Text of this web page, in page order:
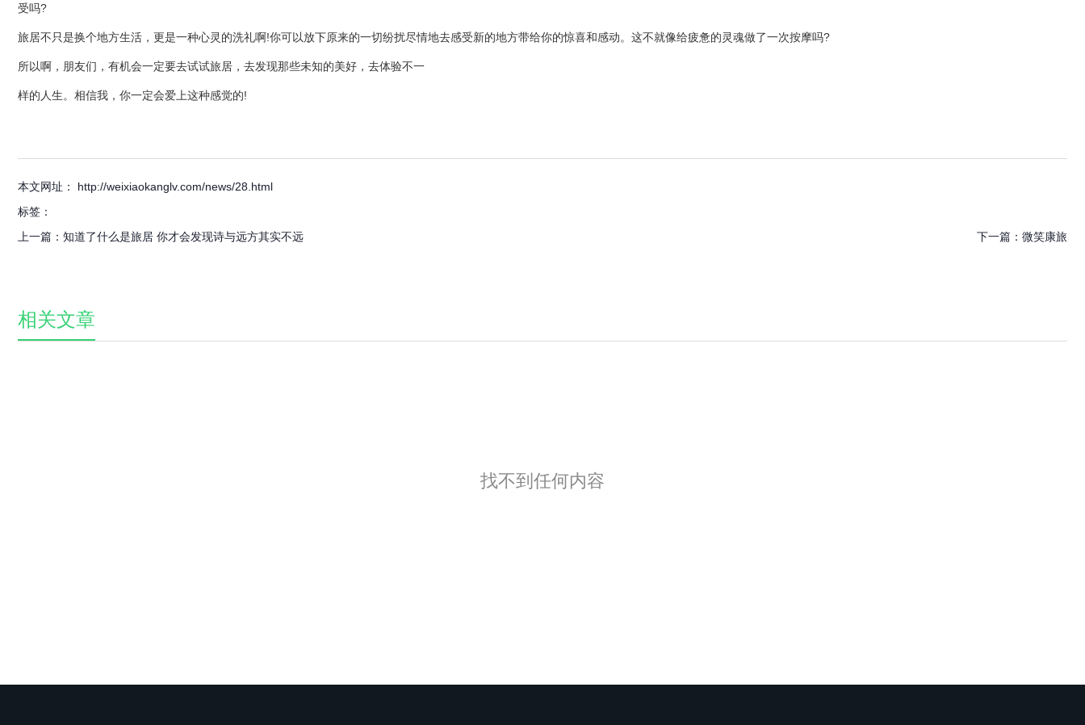
受吗?
旅居不只是换个地方生活，更是一种心灵的洗礼啊!你可以放下原来的一切纷扰尽情地去感受新的地方带给你的惊喜和感动。这不就像给疲惫的灵魂做了一次按摩吗?
所以啊，朋友们，有机会一定要去试试旅居，去发现那些未知的美好，去体验不一
样的人生。相信我，你一定会爱上这种感觉的!
本文网址： http://weixiaokanglv.com/news/28.html
标签：
上一篇： 知道了什么是旅居 你才会发现诗与远方其实不远 下一篇： 微笑康旅
相关文章
找不到任何内容